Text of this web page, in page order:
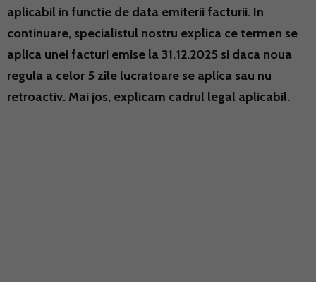
aplicabil in functie de data emiterii facturii. In
continuare, specialistul nostru explica ce termen se
aplica unei facturi emise la 31.12.2025 si daca noua
regula a celor 5 zile lucratoare se aplica sau nu
retroactiv. Mai jos, explicam cadrul legal aplicabil.